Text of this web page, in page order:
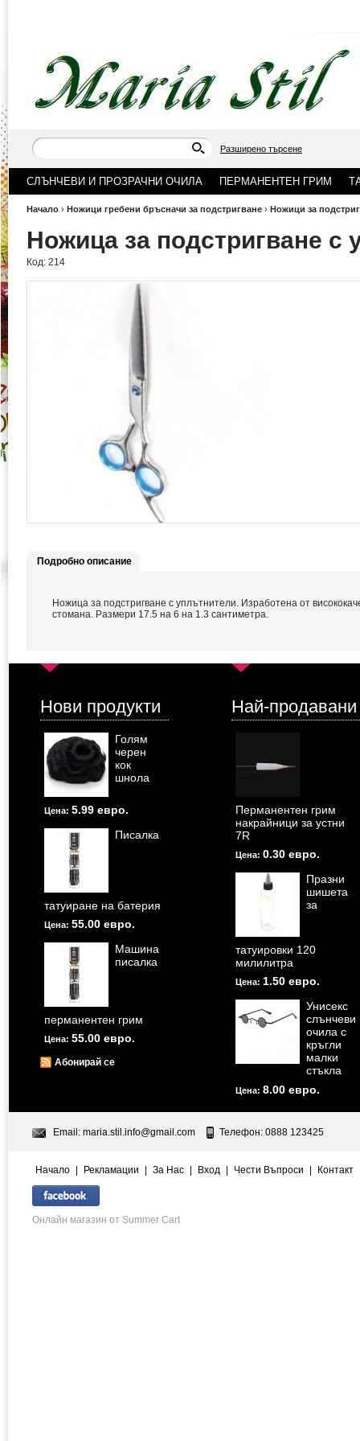
Разширено търсене
СЛЪНЧЕВИ И ПРОЗРАЧНИ ОЧИЛА ПЕРМАНЕНТЕН ГРИМ
Начало › Ножици гребени бръсначи за подстригване › Ножици за
Ножица за подстригване с
Код: 214
Подробно описание
Ножица за подстригване с уплътнители. Изработена от
стомана. Размери 17.5 на 6 на 1.3 сантиметра.
Нови продукти
Голям
черен
кок
шнола
Цена: 5.99 евро.
Писалка
татуиране на батерия
Цена: 55.00 евро.
Машина
писалка
перманентен грим
Цена: 55.00 евро.
Абонирай се
Най-продавани
Перманентен грим
накрайници за устни
7R
Цена: 0.30 евро.
Празни
шишета
за
татуировки 120
милилитра
Цена: 1.50 евро.
Унисекс
слънчеви
очила с
кръгли
малки
стъкла
Цена: 8.00 евро.
Email: maria.stil.info@gmail.com Телефон: 0888 123425
Начало | Рекламации | За Нас | Вход | Чести Въпроси | Контакт
Онлайн магазин от Summer Cart